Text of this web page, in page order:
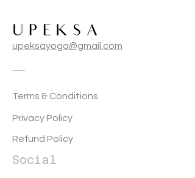
upeksayoga@gmail.com
Terms & Conditions
Privacy Policy
Refund Policy
Social